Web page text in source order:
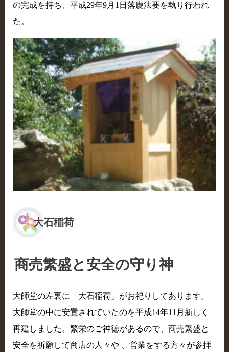
の完成を持ち、平成29年9月1日落慶法要を執り行われ
た。
大石稲荷
商売繁盛と安全の守り神
大師堂の左裏に「大石稲荷」がお祀りしてあります。
大師堂の中に安置されていたのを平成14年11月新しく
再建しました。繁栄のご神徳があるので、商売繁盛と
安全を祈願して商店の人々や 、営業をする方々が参拝